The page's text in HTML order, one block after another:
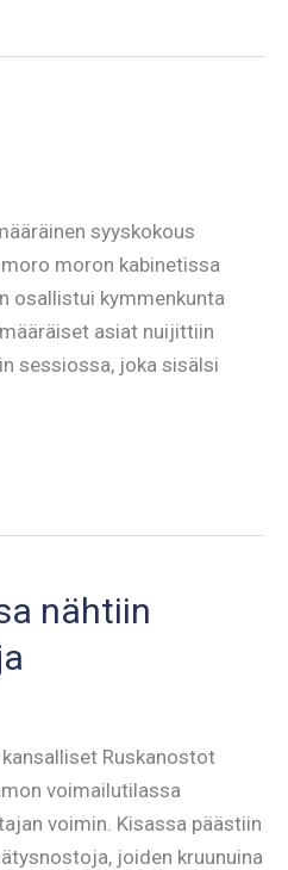
syyskokous
moron kabinetissa
osallistui kymmenkunta
asiat nuijittiin
sessiossa, joka sisälsi
nähtiin
Ruskanostot
voimailutilassa
voimin. Kisassa päästiin
joiden kruunuina